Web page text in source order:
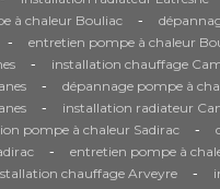
à chaleur Bouliac -
- entretien pompe à chaleur
- installation chauffage
- dépannage pompe à
- installation radiateur
pompe à chaleur Sadirac -
- entretien pompe à
chauffage Arveyre -